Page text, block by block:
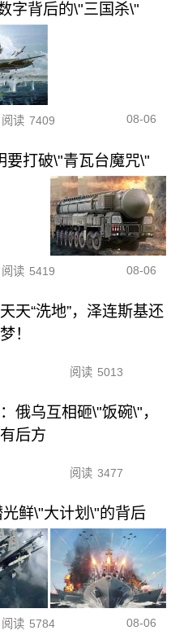
字背后的\"三国杀\"
阅读 7409 08-06
要打破\"青瓦台魔咒\"
阅读 5419 08-06
天“洗地”，泽连斯基还
！
阅读 5013
俄乌互相砸\"饭碗\"，
后方
阅读 3477
鲜\"大计划\"的背后
阅读 5784 08-06